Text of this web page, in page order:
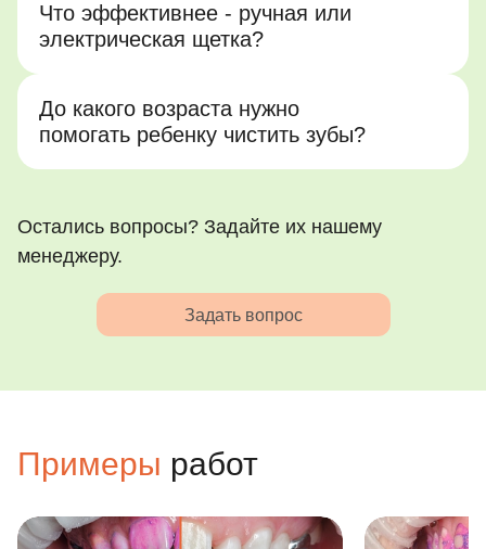
Что эффективнее - ручная или
электрическая щетка?
До какого возраста нужно
помогать ребенку чистить зубы?
Остались вопросы? Задайте их нашему
менеджеру.
Задать вопрос
Примеры работ